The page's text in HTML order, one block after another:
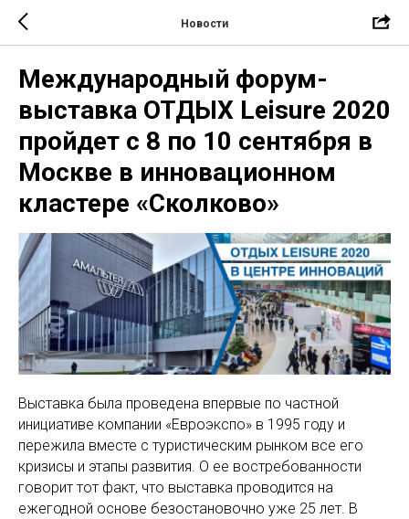
Новости
Международный форум-
выставка ОТДЫХ Leisure 2020
пройдет с 8 по 10 сентября в
Москве в инновационном
кластере «Сколково»
Выставка была проведена впервые по частной
инициативе компании «Евроэкспо» в 1995 году и
пережила вместе с туристическим рынком все его
кризисы и этапы развития. О ее востребованности
говорит тот факт, что выставка проводится на
ежегодной основе безостановочно уже 25 лет. В